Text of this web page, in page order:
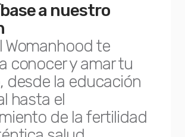
a nuestro
Womanhood te
conocer y amar tu
desde la educación
hasta el
de la fertilidad